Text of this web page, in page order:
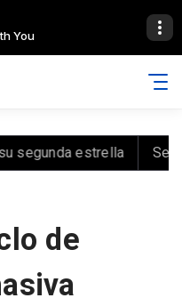
estrella Senapred
de